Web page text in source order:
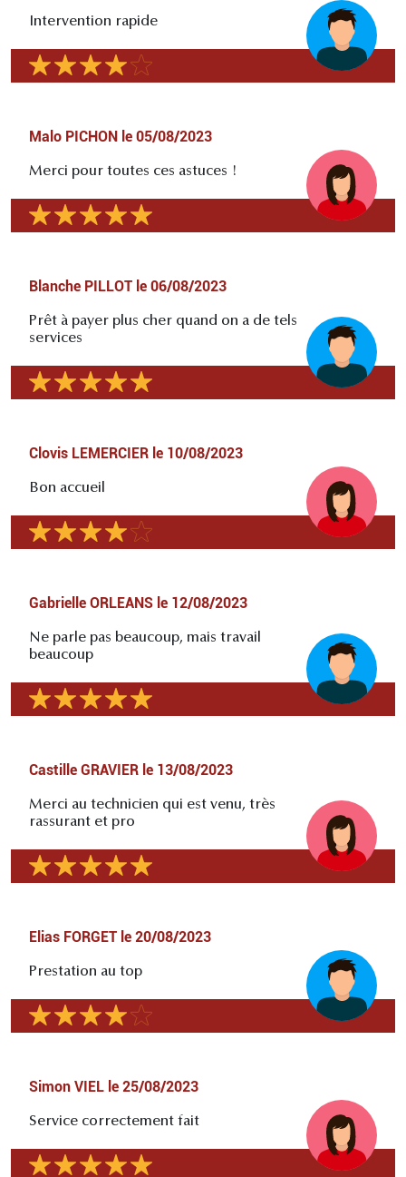
Intervention rapide
Malo PICHON le 05/08/2023
Merci pour toutes ces astuces !
Blanche PILLOT le 06/08/2023
Prêt à payer plus cher quand on a de tels
services
Clovis LEMERCIER le 10/08/2023
Bon accueil
Gabrielle ORLEANS le 12/08/2023
Ne parle pas beaucoup, mais travail
beaucoup
Castille GRAVIER le 13/08/2023
Merci au technicien qui est venu, très
rassurant et pro
Elias FORGET le 20/08/2023
Prestation au top
Simon VIEL le 25/08/2023
Service correctement fait